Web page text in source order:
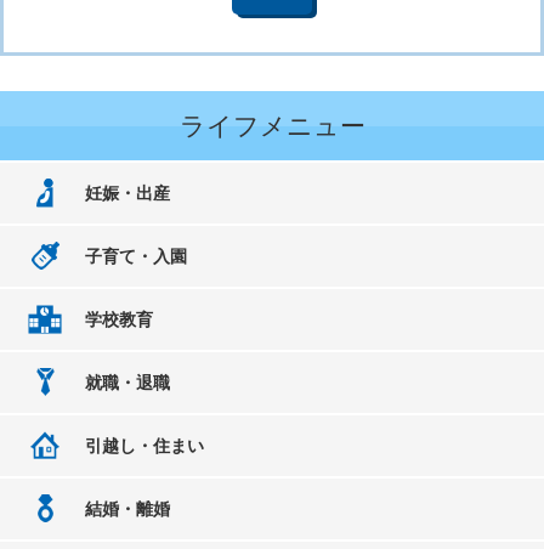
ライフメニュー
妊娠・出産
子育て・入園
学校教育
就職・退職
引越し・住まい
結婚・離婚